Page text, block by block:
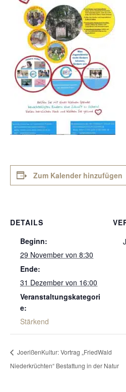
Zum Kalender hinzufügen
DETAILS
Beginn:
29 November von 8:30
Ende:
31 Dezember von 16:00
Veranstaltungskategori
e:
Stärkend
JoerißenKultur: Vortrag „FriedWald
Niederkrüchten“ Bestattung in der Natur